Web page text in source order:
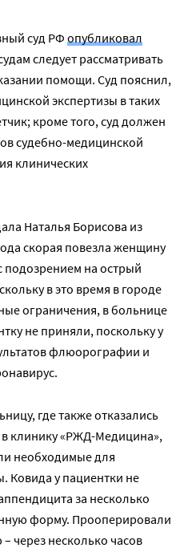
суд РФ опубликовал
следует рассматривать
помощи. Суд пояснил,
экспертизы в таких
кроме того, суд должен
судебно-медицинской
клинических
Наталья Борисова из
скорая повезла женщину
подозрением на острый
в это время в городе
ограничения, в больнице
не приняли, поскольку у
флюорографии и
где также отказались
клинику «РЖД-Медицина»,
необходимые для
Ковида у пациентки не
за несколько
форму. Прооперировали
через несколько часов